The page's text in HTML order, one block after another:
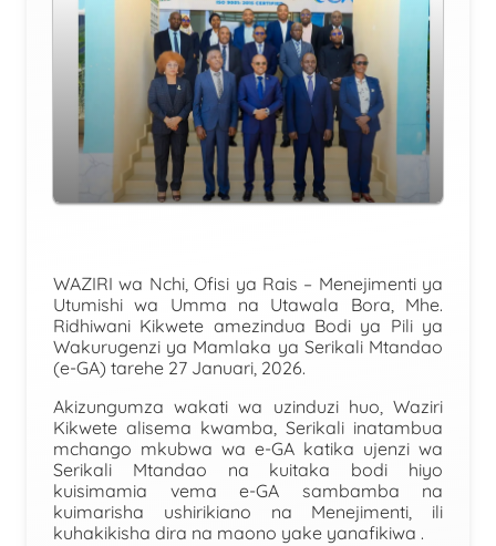
WAZIRI wa Nchi, Ofisi ya Rais – Menejimenti ya
Utumishi wa Umma na Utawala Bora, Mhe.
Ridhiwani Kikwete amezindua Bodi ya Pili ya
Wakurugenzi ya Mamlaka ya Serikali Mtandao
(e-GA) tarehe 27 Januari, 2026.
Akizungumza wakati wa uzinduzi huo, Waziri
Kikwete alisema kwamba, Serikali inatambua
mchango mkubwa wa e-GA katika ujenzi wa
Serikali Mtandao na kuitaka bodi hiyo
kuisimamia vema e-GA sambamba na
kuimarisha ushirikiano na Menejimenti, ili
kuhakikisha dira na maono yake yanafikiwa .